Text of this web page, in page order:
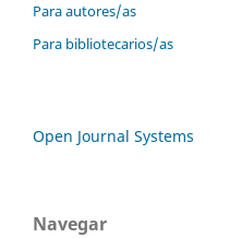
Para autores/as
Para bibliotecarios/as
Open Journal Systems
Navegar